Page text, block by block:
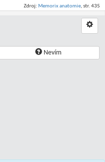
Zdroj: Memorix anatomie, str. 435
Nevím